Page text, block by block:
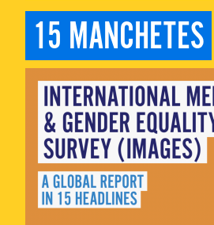
15 MANCHETES